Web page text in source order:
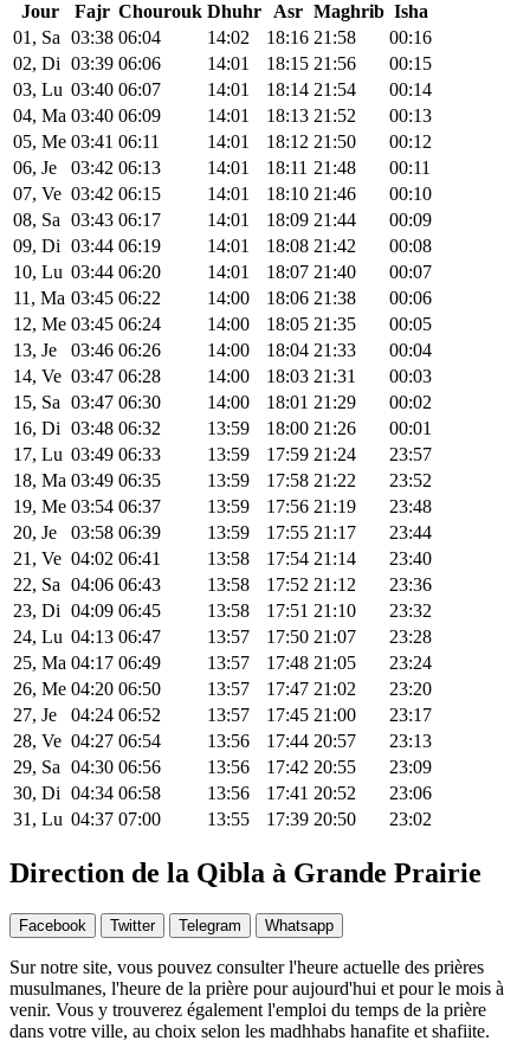
Jour Fajr Chourouk Dhuhr Asr Maghrib Isha
01, Sa 03:38 06:04 14:02 18:16 21:58
00:16
02, Di 03:39 06:06 14:01 18:15 21:56
00:15
03, Lu 03:40 06:07 14:01 18:14 21:54
00:14
04, Ma 03:40 06:09 14:01 18:13 21:52
00:13
05, Me 03:41 06:11 14:01 18:12 21:50
00:12
06, Je
03:42 06:13 14:01 18:11 21:48
00:11
07, Ve 03:42 06:15 14:01 18:10 21:46
00:10
08, Sa 03:43 06:17 14:01 18:09 21:44
00:09
09, Di 03:44 06:19 14:01 18:08 21:42
00:08
10, Lu 03:44 06:20 14:01 18:07 21:40
00:07
11, Ma 03:45 06:22 14:00 18:06 21:38
00:06
12, Me 03:45 06:24 14:00 18:05 21:35
00:05
13, Je
03:46 06:26 14:00 18:04 21:33
00:04
14, Ve 03:47 06:28 14:00 18:03 21:31
00:03
15, Sa 03:47 06:30 14:00 18:01 21:29
00:02
16, Di 03:48 06:32 13:59 18:00 21:26
00:01
17, Lu 03:49 06:33 13:59 17:59 21:24
23:57
18, Ma 03:49 06:35 13:59 17:58 21:22
23:52
19, Me 03:54 06:37 13:59 17:56 21:19
23:48
20, Je
03:58 06:39 13:59 17:55 21:17
23:44
21, Ve 04:02 06:41 13:58 17:54 21:14
23:40
22, Sa 04:06 06:43 13:58 17:52 21:12
23:36
23, Di 04:09 06:45 13:58 17:51 21:10
23:32
24, Lu 04:13 06:47 13:57 17:50 21:07
23:28
25, Ma 04:17 06:49 13:57 17:48 21:05
23:24
26, Me 04:20 06:50 13:57 17:47 21:02
23:20
27, Je
04:24 06:52 13:57 17:45 21:00
23:17
28, Ve 04:27 06:54 13:56 17:44 20:57
23:13
29, Sa 04:30 06:56 13:56 17:42 20:55
23:09
30, Di 04:34 06:58 13:56 17:41 20:52
23:06
31, Lu 04:37 07:00 13:55 17:39 20:50 23:02
Direction de la Qibla à Grande Prairie
Facebook Twitter Telegram Whatsapp
Sur notre site, vous pouvez consulter l'heure actuelle des prières
musulmanes, l'heure de la prière pour aujourd'hui et pour le mois à
venir. Vous y trouverez également l'emploi du temps de la prière
dans votre ville, au choix selon les madhhabs hanafite et shafiite.